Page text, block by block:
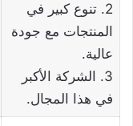
2. تنوع كبير في
المنتجات مع جودة
عالية.
3. الشركة الأكبر
في هذا المجال.